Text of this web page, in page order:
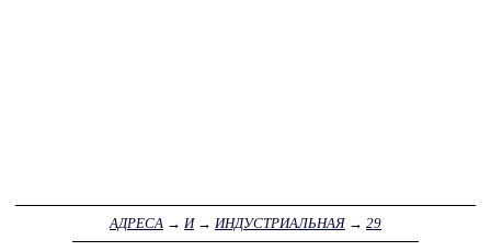
АДРЕСА → И→ ИНДУСТРИАЛЬНАЯ → 29